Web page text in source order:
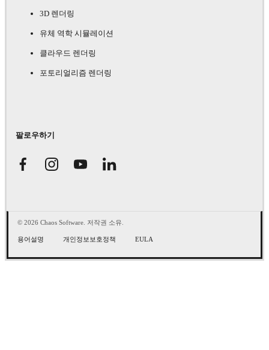
3D 렌더링
유체 역학 시뮬레이션
클라우드 렌더링
포토리얼리즘 렌더링
팔로우하기
© 2026 Chaos Software. 저작권 소유.
용어설명 개인정보보호정책 EULA